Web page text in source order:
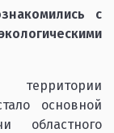
с
территории
основной
областного